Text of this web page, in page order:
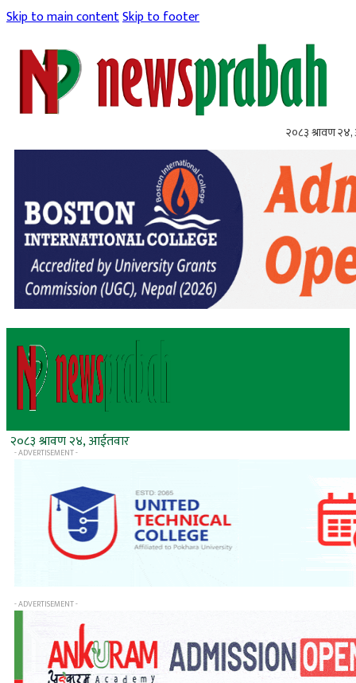
Skip to main contentSkip to footer
२०८३ श्रावण
२०८३ श्रावण २४, आईतवार
- ADVERTISEMENT -
- ADVERTISEMENT -